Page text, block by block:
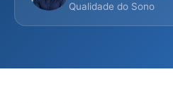
Qualidade do Sono